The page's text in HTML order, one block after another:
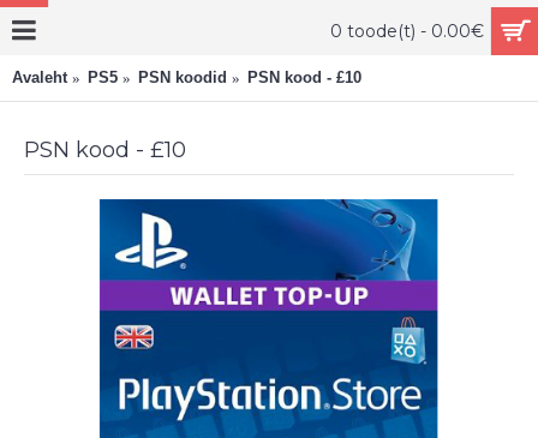
0 toode(t) - 0.00€
Avaleht PS5 PSN koodid PSN kood - £10
PSN kood - £10